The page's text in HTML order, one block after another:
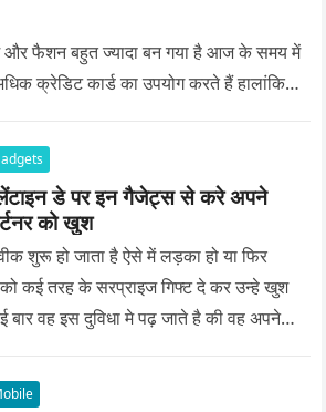
और फैशन बहुत ज्यादा बन गया है आज के समय में
क्रेडिट कार्ड का उपयोग करते हैं हालांकि…
डे पर इन गैजेट्स से करे अपने
को खुश
शुरू हो जाता है ऐसे में लड़का हो या फिर
कई तरह के सरप्राइज गिफ्ट दे कर उन्हे खुश
वह इस दुविधा मे पढ़ जाते है की वह अपने